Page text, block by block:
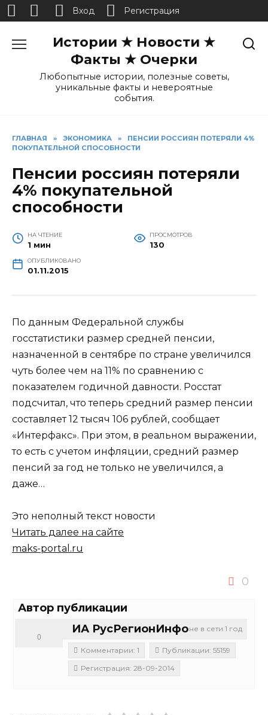
Истории ★ Новости ★
Факты ★ Очерки
Любопытные истории, полезные советы,
уникальные факты и невероятные
события.
ГЛАВНАЯ » ЭКОНОМИКА »
ПЕНСИИ РОССИЯН ПОТЕРЯЛИ 4%
ПОКУПАТЕЛЬНОЙ СПОСОБНОСТИ
Пенсии россиян потеряли
4% покупательной
способности
НА ЧТЕНИЕ
1 мин
ПРОСМОТРОВ
130
ОПУБЛИКОВАНО
01.11.2015
По данным Федеральной службы
госстатистики размер средней пенсии,
назначенной в сентябре по стране увеличился
чуть более чем на 11% по сравнению с
показателем годичной давности. Росстат
подсчитал, что теперь средний размер пенсии
составляет 12 тысяч 106 рублей, сообщает
«Интерфакс». При этом, в реальном выражении,
то есть с учетом инфляции, средний размер
пенсий за год не только не увеличился, а
даже…
Это неполный текст новости
Читать далее на сайте
maks-portal.ru
0
Автор публикации
не в сети 1 год
ИА РусРегионИнфо
0
Комментарии: 1
Публикации: 55159
Регистрация: 28-09-2014
Вход Регистрация